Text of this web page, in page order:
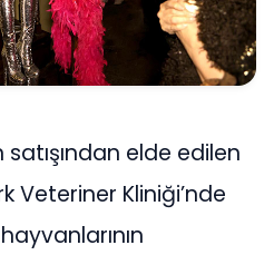
satışından elde edilen
Veteriner Kliniği’nde